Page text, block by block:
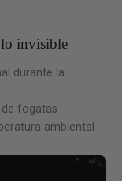
invisible
durante la
fogatas
ambiental